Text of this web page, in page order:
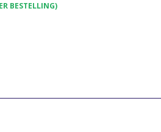
BESTELLING)